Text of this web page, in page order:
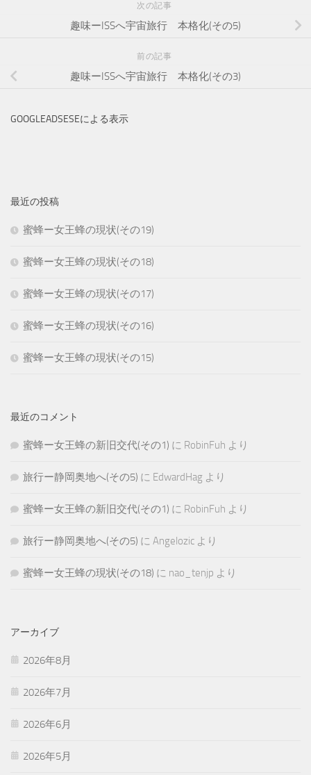
次の記事
趣味ーISSへ宇宙旅行 本格化(その5)
前の記事
趣味ーISSへ宇宙旅行 本格化(その3)
GOOGLEADSESEによる表示
最近の投稿
蜜蜂ー女王蜂の現状(その19)
蜜蜂ー女王蜂の現状(その18)
蜜蜂ー女王蜂の現状(その17)
蜜蜂ー女王蜂の現状(その16)
蜜蜂ー女王蜂の現状(その15)
最近のコメント
蜜蜂ー女王蜂の新旧交代(その1) に RobinFuh より
旅行ー静岡奥地へ(その5) に EdwardHag より
蜜蜂ー女王蜂の新旧交代(その1) に RobinFuh より
旅行ー静岡奥地へ(その5) に Angelozic より
蜜蜂ー女王蜂の現状(その18) に nao_tenjp より
アーカイブ
2026年8月
2026年7月
2026年6月
2026年5月